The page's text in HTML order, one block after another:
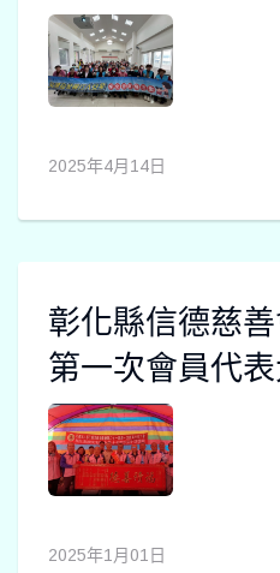
2025年4月14日
彰化縣信德慈
第一次會員代
理事長交接典禮
2025年1月01日